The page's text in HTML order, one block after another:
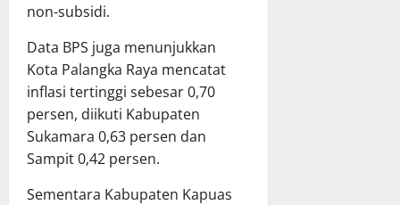
non-subsidi.
Data BPS juga menunjukkan
Kota Palangka Raya mencatat
inflasi tertinggi sebesar 0,70
persen, diikuti Kabupaten
Sukamara 0,63 persen dan
Sampit 0,42 persen.
Sementara Kabupaten Kapuas